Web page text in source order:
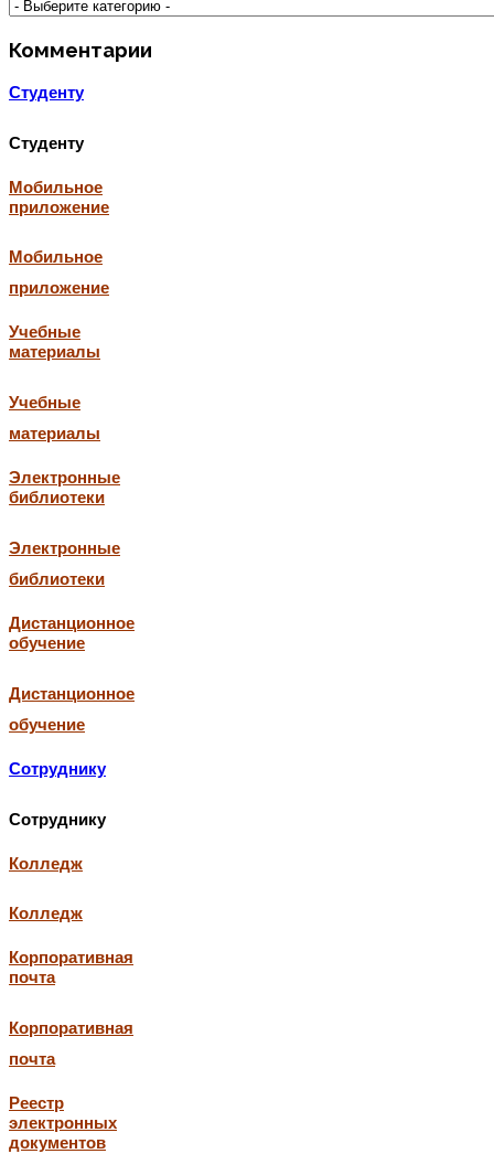
Комментарии
Студенту
Студенту
Мобильное
приложение
Мобильное
приложение
Учебные
материалы
Учебные
материалы
Электронные
библиотеки
Электронные
библиотеки
Дистанционное
обучение
Дистанционное
обучение
Сотруднику
Сотруднику
Колледж
Колледж
Корпоративная
почта
Корпоративная
почта
Реестр
электронных
документов